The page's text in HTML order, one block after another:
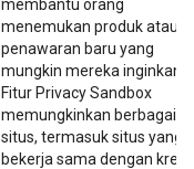
membantu orang
menemukan produk atau
penawaran baru yang
mungkin mereka inginkan.
Fitur Privacy Sandbox
memungkinkan berbagai
situs, termasuk situs yang
bekerja sama dengan